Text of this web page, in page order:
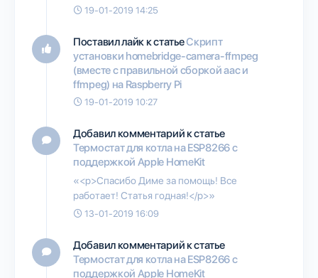
19-01-2019 14:25
Поставил лайк к статьеСкрипт
установки homebridge-camera-ffmpeg
(вместе с правильной сборкой aac и
ffmpeg) на Raspberry Pi
19-01-2019 10:27
Добавил комментарий к статье
Термостат для котла на ESP8266 с
поддержкой Apple HomeKit
«<p>Спасибо Диме за помощь! Все
работает! Статья годная!</p>»
13-01-2019 16:09
Добавил комментарий к статье
Термостат для котла на ESP8266 с
поддержкой Apple HomeKit